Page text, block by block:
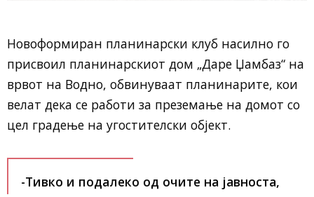
Новоформиран планинарски клуб насилно го
присвоил планинарскиот дом „Даре Џамбаз“ на
врвот на Водно, обвинуваат планинарите, кои
велат дека се работи за преземање на домот со
цел градење на угостителски објект.
-Тивко и подалеко од очите на јавноста,